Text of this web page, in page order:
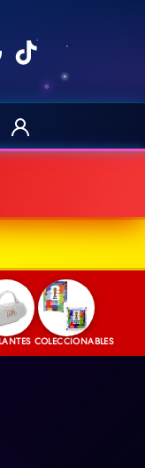
COLECCIONABLES